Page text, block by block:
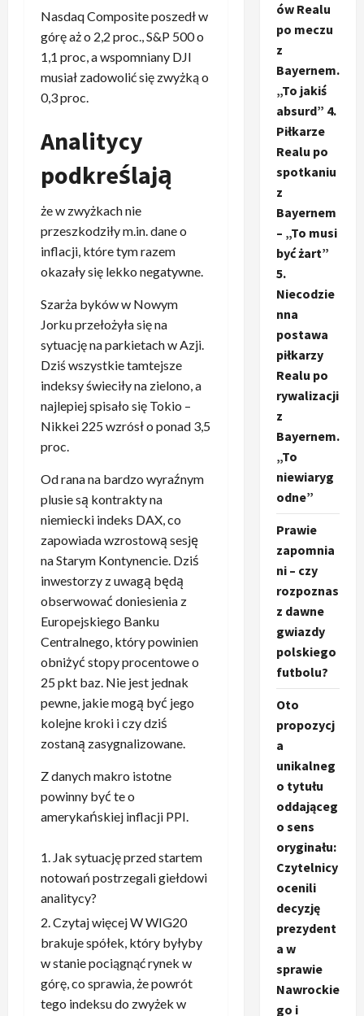
Nasdaq Composite poszedł w
górę aż o 2,2 proc., S&P 500 o
1,1 proc, a wspomniany DJI
musiał zadowolić się zwyżką o
0,3 proc.
Analitycy
podkreślają
że w zwyżkach nie
przeszkodziły m.in. dane o
inflacji, które tym razem
okazały się lekko negatywne.
Szarża byków w Nowym
Jorku przełożyła się na
sytuację na parkietach w Azji.
Dziś wszystkie tamtejsze
indeksy świeciły na zielono, a
najlepiej spisało się Tokio –
Nikkei 225 wzrósł o ponad 3,5
proc.
Od rana na bardzo wyraźnym
plusie są kontrakty na
niemiecki indeks DAX, co
zapowiada wzrostową sesję
na Starym Kontynencie. Dziś
inwestorzy z uwagą będą
obserwować doniesienia z
Europejskiego Banku
Centralnego, który powinien
obniżyć stopy procentowe o
25 pkt baz. Nie jest jednak
pewne, jakie mogą być jego
kolejne kroki i czy dziś
zostaną zasygnalizowane.
Z danych makro istotne
powinny być te o
amerykańskiej inflacji PPI.
Jak sytuację przed startem
notowań postrzegali giełdowi
analitycy?
Czytaj więcej W WIG20
brakuje spółek, który byłyby
w stanie pociągnąć rynek w
górę, co sprawia, że powrót
tego indeksu do zwyżek w
ów Realu
po meczu
z
Bayernem.
„To jakiś
absurd” 4.
Piłkarze
Realu po
spotkaniu
z
Bayernem
– „To musi
być żart”
5.
Niecodzie
nna
postawa
piłkarzy
Realu po
rywalizacji
z
Bayernem.
„To
niewiaryg
odne”
Prawie
zapomnia
ni – czy
rozpoznas
z dawne
gwiazdy
polskiego
futbolu?
Oto
propozycj
a
unikalneg
o tytułu
oddająceg
o sens
oryginału:
Czytelnicy
ocenili
decyzję
prezydent
a w
sprawie
Nawrockie
go i